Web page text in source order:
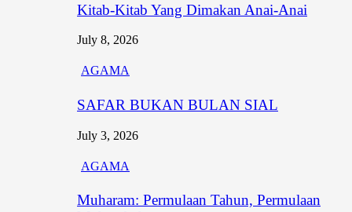
Kitab-Kitab Yang Dimakan Anai-Anai
July 8, 2026
AGAMA
SAFAR BUKAN BULAN SIAL
July 3, 2026
AGAMA
Muharam: Permulaan Tahun, Permulaan